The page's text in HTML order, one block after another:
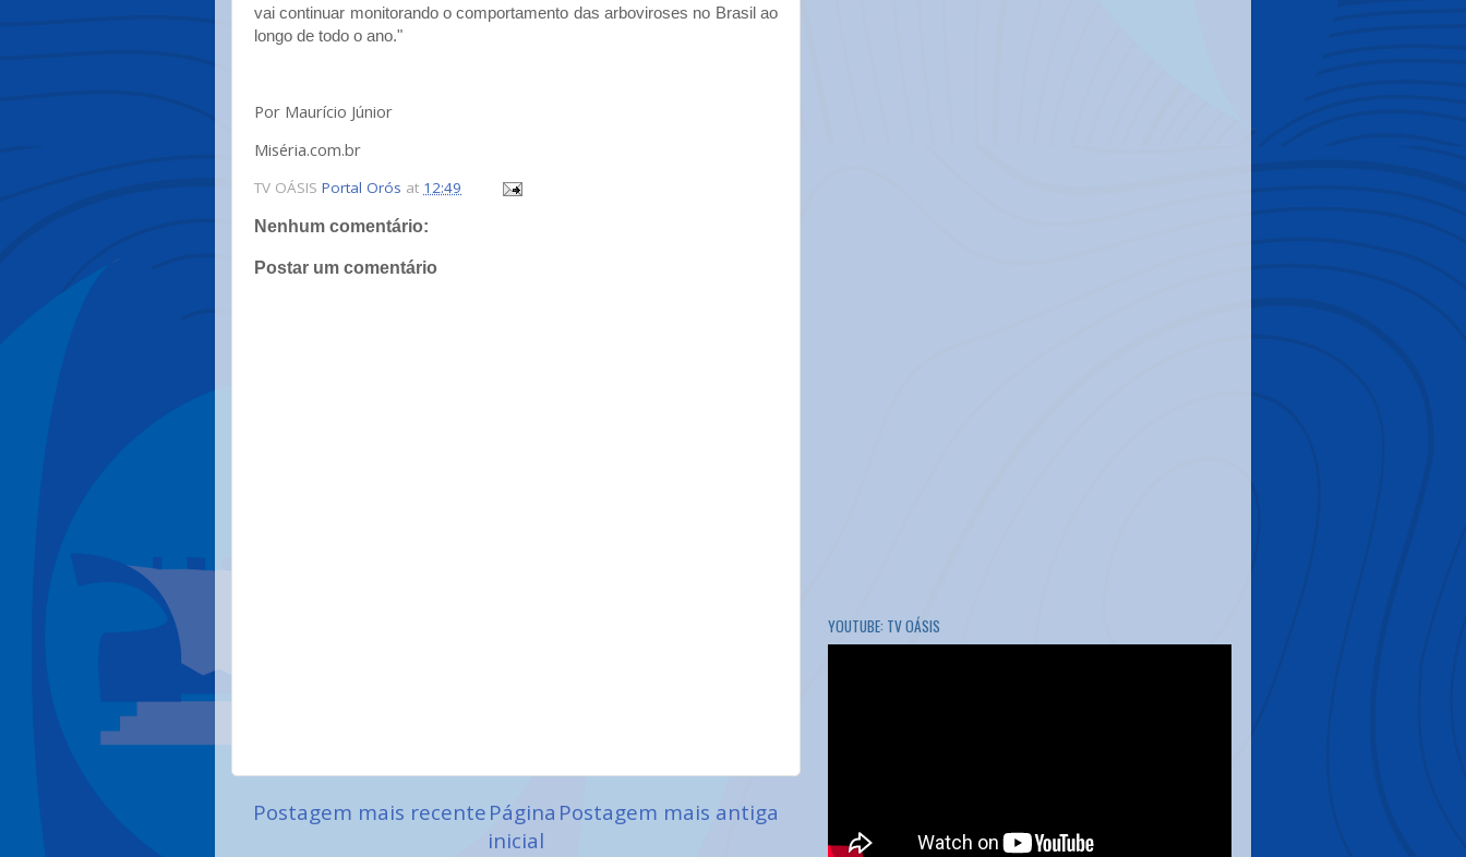
vai continuar monitorando o comportamento das arboviroses no Brasil ao
longo de todo o ano."
Por Maurício Júnior
Miséria.com.br
TV OÁSIS Portal Orós at 12:49
Nenhum comentário:
Postar um comentário
Postagem mais recente Postagem mais antiga
Página
inicial
YOUTUBE: TV OÁSIS